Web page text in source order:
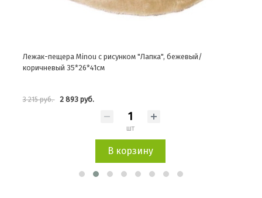
Лежак-пещера Minou с рисунком "Лапка", бежевый/
коричневый 35*26*41см
3 215 руб. 2 893 руб.
шт
В корзину